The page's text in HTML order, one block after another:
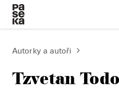
Autorky a autoři
Tzvetan